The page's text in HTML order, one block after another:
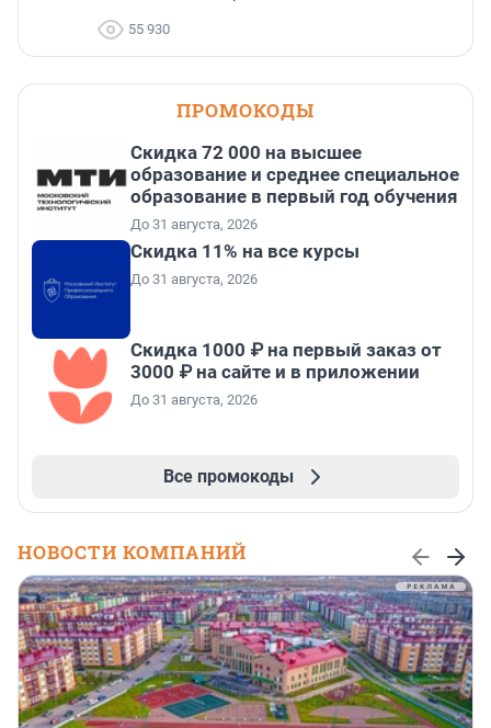
55 930
ПРОМОКОДЫ
Скидка 72 000 на высшее
образование и среднее специальное
образование в первый год обучения
До 31 августа, 2026
Скидка 11% на все курсы
До 31 августа, 2026
Скидка 1000 ₽ на первый заказ от
3000 ₽ на сайте и в приложении
До 31 августа, 2026
Все промокоды
НОВОСТИ КОМПАНИЙ